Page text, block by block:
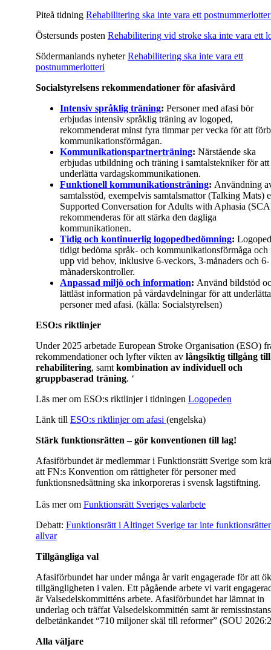
Piteå tidning Rehabilitering ska inte vara ett
Östersunds posten Rehabilitering vid stroke ska inte vara ett
Södermanlands nyheterRehabilitering ska inte vara ett
postnummerlotteri
Socialstyrelsens rekommendationer för afasivård
Intensiv språklig träning: Personer med afasi bör
erbjudas intensiv språklig träning av logoped,
rekommenderat minst fyra timmar per vecka för att
kommunikationsförmågan.
Kommunikationspartnerträning: Närstående ska
erbjudas utbildning och träning i samtalstekniker för att
underlätta vardagskommunikationen.
Funktionell kommunikationsträning: Användning
samtalsstöd, exempelvis samtalsmattor (Talking Mats)
Supported Conversation for Adults with Aphasia
rekommenderas för att stärka den dagliga
kommunikationen.
Tidig och kontinuerlig logopedbedömning:
tidigt bedöma språk- och kommunikationsförmåga och
upp vid behov, inklusive 6-veckors, 3-månaders och 6-
månaderskontroller.
Anpassad miljö och information: Använd bildstöd
lättläst information på vårdavdelningar för att
personer med afasi. (källa: Socialstyrelsen)
ESO:s riktlinjer
Under 2025 arbetade European Stroke Organisation (ESO)
rekommendationer och lyfter vikten av långsiktig tillgång till
rehabilitering, samt kombination av individuell och
gruppbaserad träning. ‘
Läs mer om ESO:s riktlinjer i tidningen Logopeden
Länk till ESO:s riktlinjer om afasi (engelska)
Stärk funktionsrätten – gör konventionen till lag!
Afasiförbundet är medlemmar i Funktionsrätt Sverige som
att FN:s Konvention om rättigheter för personer med
funktionsnedsättning ska inkorporeras i svensk lagstiftning.
Läs mer om Funktionsrätt Sveriges valarbete
Debatt: Funktionsrätt i Altinget Sverige tar inte
allvar
Tillgängliga val
Afasiförbundet har under många år varit engagerade för att
tillgängligheten i valen. Ett pågående arbete vi varit
är Valsedelskommitténs arbete. Afasiförbundet har lämnat in
underlag och träffat Valsedelskommittén samt är
delbetänkandet “710 miljoner skäl till reformer” (SOU
Alla väljare